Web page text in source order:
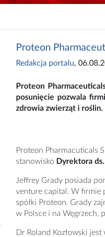
Proteon
Redakcja portalu,
Proteon
posunięcie pozwala
zdrowia zwierząt i roślin.
Proteon Pharmacuticals
stanowisko Dyrektora
Jeffrey Grady posiada
venture capital. W firmie
spółki Proteon. Grady
w Polsce i na Węgrzech,
Dr Roland Kozłowski